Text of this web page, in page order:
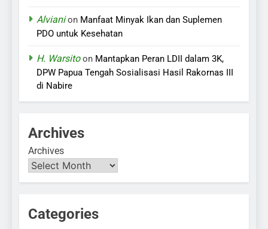
Alvianion Manfaat Minyak Ikan dan Suplemen
PDO untuk Kesehatan
H. Warsitoon Mantapkan Peran LDII dalam 3K,
DPW Papua Tengah Sosialisasi Hasil Rakornas III
di Nabire
Archives
Archives
Categories